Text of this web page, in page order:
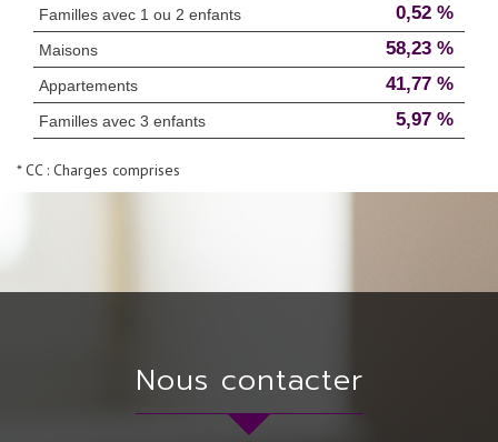
Familles avec 1 ou 2 enfants 0,52 %
Maisons 58,23 %
Appartements 41,77 %
Familles avec 3 enfants 5,97 %
* CC : Charges comprises
nous contacter